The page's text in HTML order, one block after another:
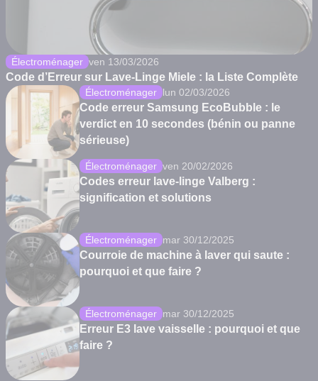
Électroménager ven 13/03/2026
Code d’Erreur sur Lave-Linge Miele : la Liste Complète
Électroménager lun 02/03/2026
Code erreur Samsung EcoBubble : le
verdict en 10 secondes (bénin ou panne
sérieuse)
Électroménager ven 20/02/2026
Codes erreur lave-linge Valberg :
signification et solutions
Électroménager mar 30/12/2025
Courroie de machine à laver qui saute :
pourquoi et que faire ?
Électroménager mar 30/12/2025
Erreur E3 lave vaisselle : pourquoi et que
faire ?